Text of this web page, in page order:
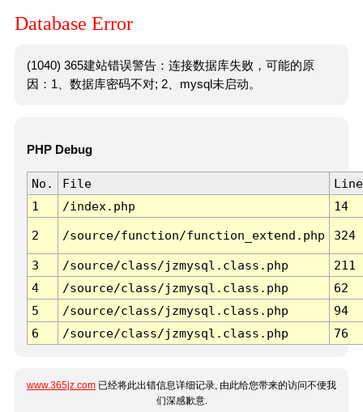
Database Error
(1040) 365建站错误警告：连接数据库失败，可能的原
因：1、数据库密码不对; 2、mysql未启动。
PHP Debug
No. File
Line
1
/index.php 14
2 /source/function/function_extend.php 324
3 /source/class/jzmysql.class.php
211
4
/source/class/jzmysql.class.php
62
5
/source/class/jzmysql.class.php
94
6
/source/class/jzmysql.class.php 76
www.365jz.com 已经将此出错信息详细记录, 由此给您带来的访问不便我
们深感歉意.